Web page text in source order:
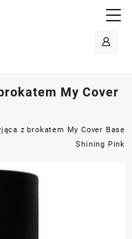
My Cover
z brokatem My Cover Base
Shining Pink